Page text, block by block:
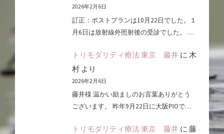
2026年2月6日
訂正：ポストプランは10月22日でした。１
月6日は放射線外照射後の受診でした。 …
トリモダリティ療法 東京 藤井に 木
村より
2026年2月6日
藤井様 温かい励ましのお言葉ありがとう
ございます。 昨年9月22日に大阪PIOで…
トリモダリティ療法 東京 藤井に 藤